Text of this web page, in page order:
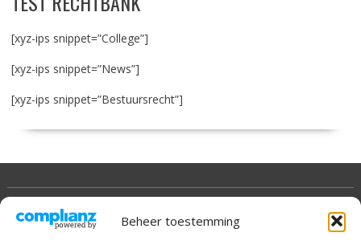
Beheer toestemming
[xyz-ips snippet=”College”]
[xyz-ips snippet=”News”]
[xyz-ips snippet=”Bestuursrecht”]